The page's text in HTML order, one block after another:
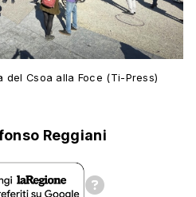
del Csoa alla Foce (Ti-Press)
Reggiani